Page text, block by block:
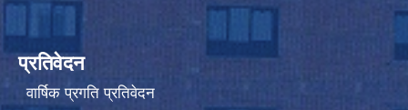
प्रतिवेदन
वार्षिक प्रगति प्रतिवेदन